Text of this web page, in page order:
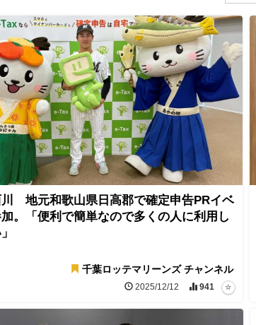
川 地元和歌山県日高郡で確定申告PRイベ
。「便利で簡単なので多くの人に利用し
千葉ロッテマリーンズ チャンネル
2025/12/12 941